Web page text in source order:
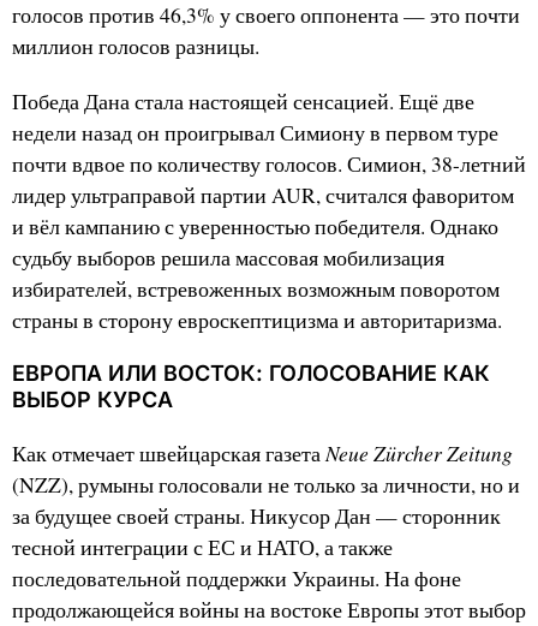
голосов против 46,3% у своего оппонента — это почти
миллион голосов разницы.
Победа Дана стала настоящей сенсацией. Ещё две
недели назад он проигрывал Симиону в первом туре
почти вдвое по количеству голосов. Симион, 38-летний
лидер ультраправой партии AUR, считался фаворитом
и вёл кампанию с уверенностью победителя. Однако
судьбу выборов решила массовая мобилизация
избирателей, встревоженных возможным поворотом
страны в сторону евроскептицизма и авторитаризма.
ЕВРОПА ИЛИ ВОСТОК: ГОЛОСОВАНИЕ КАК
ВЫБОР КУРСА
Как отмечает швейцарская газетаNeue Zürcher Zeitung
(NZZ), румыны голосовали не только за личности, но и
за будущее своей страны. Никусор Дан — сторонник
тесной интеграции с ЕС и НАТО, а также
последовательной поддержки Украины. На фоне
продолжающейся войны на востоке Европы этот выбор